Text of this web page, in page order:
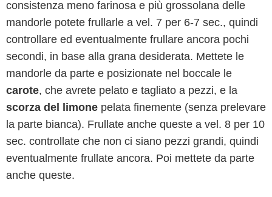
consistenza meno farinosa e più grossolana delle
mandorle potete frullarle a vel. 7 per 6-7 sec., quindi
controllare ed eventualmente frullare ancora pochi
secondi, in base alla grana desiderata. Mettete le
mandorle da parte e posizionate nel boccale le
carote, che avrete pelato e tagliato a pezzi, e la
scorza del limone pelata finemente (senza prelevare
la parte bianca). Frullate anche queste a vel. 8 per 10
sec. controllate che non ci siano pezzi grandi, quindi
eventualmente frullate ancora. Poi mettete da parte
anche queste.